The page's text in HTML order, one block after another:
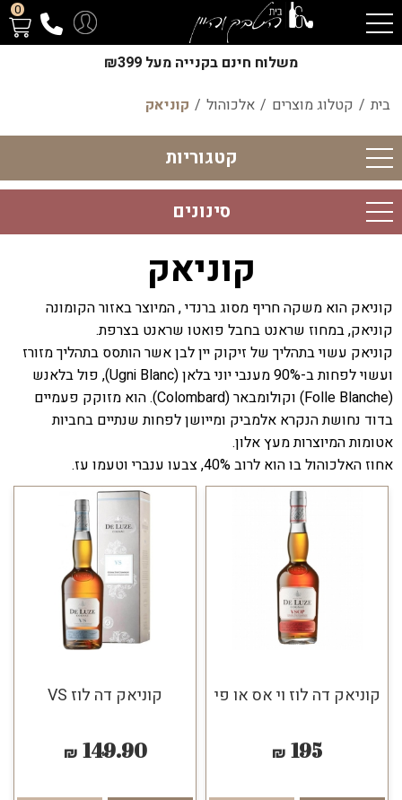
0
משלוח חינם בקנייה מעל ₪399
בית / קטלוג מוצרים / אלכוהול / קוניאק
קטגוריות
סינונים
קוניאק
קוניאק הוא משקה חריף מסוג ברנדי , המיוצר באזור הקומונה
קוניאק, במחוז שראנט בחבל פואטו שראנט בצרפת.
קוניאק עשוי בתהליך של זיקוק יין לבן אשר הותסס בתהליך מזורז
ועשוי לפחות ב-90% מענבי יוני בלאן (Ugni Blanc), פול בלאנש
(Folle Blanche) וקולומבאר (Colombard). הוא מזוקק פעמיים
בדוד נחושת הנקרא אלמביק ומייושן לפחות שנתיים בחביות
אטומות המיוצרות מעץ אלון.
אחוז האלכוהול בו הוא לרוב 40%, צבעו ענברי וטעמו עז.
קוניאק דה לוז וי אס או פי
195
₪
קוניאק דה לוז VS
149.90
₪